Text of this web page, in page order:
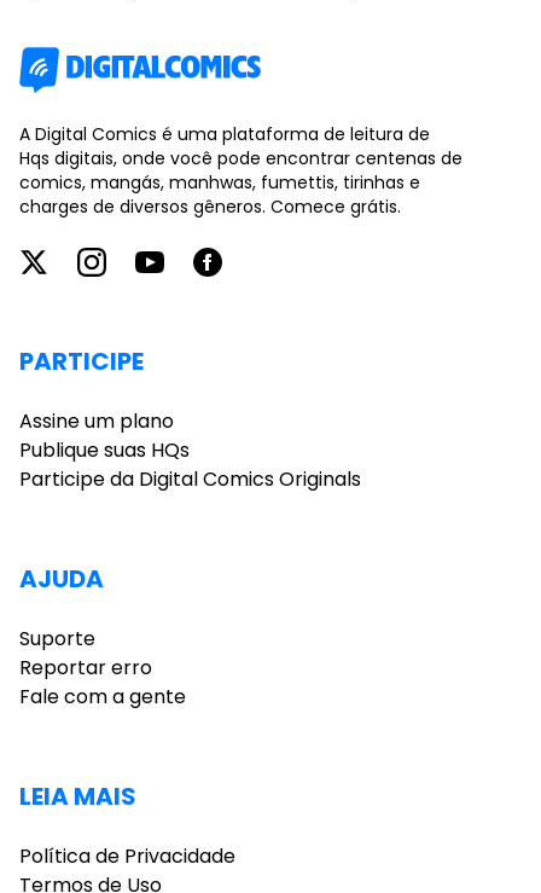
A Digital Comics é uma plataforma de leitura de
Hqs digitais, onde você pode encontrar centenas de
comics, mangás, manhwas, fumettis, tirinhas e
charges de diversos gêneros. Comece grátis.
PARTICIPE
Assine um plano
Publique suas HQs
Participe da Digital Comics Originals
AJUDA
Suporte
Reportar erro
Fale com a gente
LEIA MAIS
Política de Privacidade
Termos de Uso